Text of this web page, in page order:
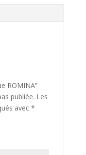
ROMINA”
publiée. Les
avec *